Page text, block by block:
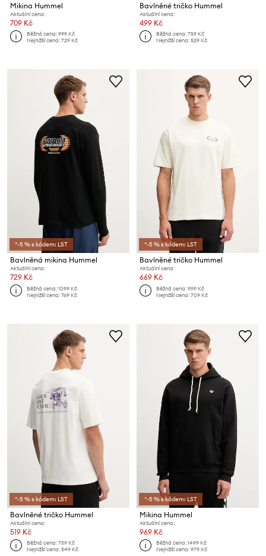
Mikina Hummel
Aktuální cena:
709 Kč
Běžná cena:999 Kč
Nejnižší cena:729 Kč
Bavlněné tričko Hummel
Aktuální cena:
499 Kč
Běžná cena:759 Kč
Nejnižší cena:529 Kč
*-5 % s kódem: LST
Bavlněná mikina Hummel
Aktuální cena:
729 Kč
Běžná cena:1099 Kč
Nejnižší cena:769 Kč
*-5 % s kódem: LST
Bavlněné tričko Hummel
Aktuální cena:
669 Kč
Běžná cena:999 Kč
Nejnižší cena:709 Kč
*-5 % s kódem: LST
Bavlněné tričko Hummel
Aktuální cena:
519 Kč
Běžná cena:759 Kč
Nejnižší cena:549 Kč
*-5 % s kódem: LST
Mikina Hummel
Aktuální cena:
969 Kč
Běžná cena:1499 Kč
Nejnižší cena:979 Kč